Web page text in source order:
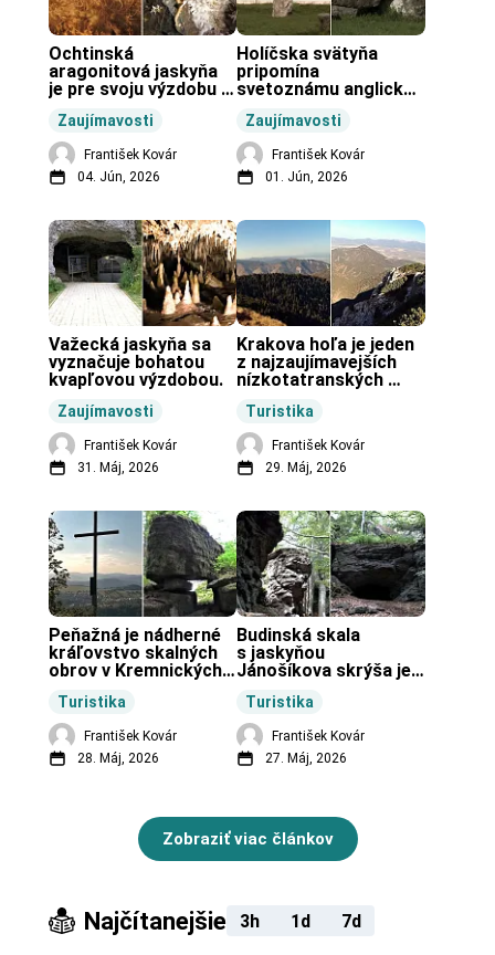
Zaujímavosti
Ochtinská
aragonitová jaskyňa
je pre svoju výzdobu
vo svete.
František Kovár
04. Jún, 2026
Zaujímavosti
Holíčska svätyňa
pripomína
svetoznámu anglickú
František Kovár
01. Jún, 2026
Zaujímavosti
Važecká jaskyňa sa
vyznačuje bohatou
kvapľovou výzdobou.
František Kovár
31. Máj, 2026
Turistika
Krakova hoľa je jeden
z najzaujímavejších
nízkotatranských
František Kovár
29. Máj, 2026
Turistika
Peňažná je nádherné
kráľovstvo skalných
obrov v Kremnických
František Kovár
28. Máj, 2026
Turistika
Budinská skala
s jaskyňou
Jánošíkova skrýša je
obci Budiná.
František Kovár
27. Máj, 2026
Zobraziť viac článkov
Najčítanejšie 3h 1d 7d